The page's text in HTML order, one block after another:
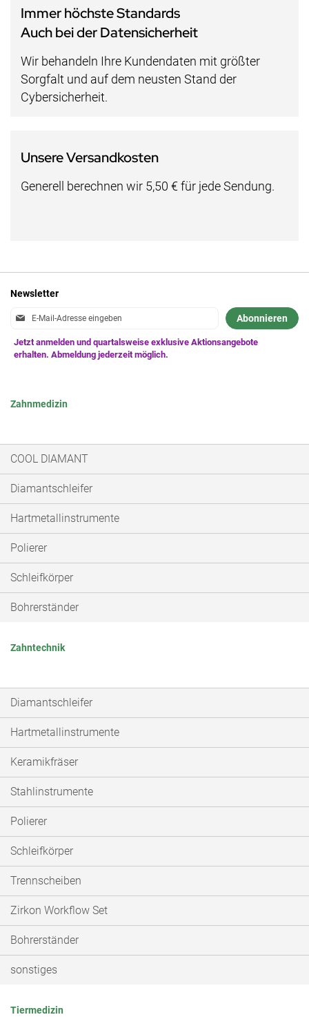
Immer höchste Standards
Auch bei der Datensicherheit
Wir behandeln Ihre Kundendaten mit größter
Sorgfalt und auf dem neusten Stand der
Cybersicherheit.
Unsere Versandkosten
Generell berechnen wir 5,50 € für jede Sendung.
Newsletter
Anmeldung
Newsletter:
Abonnieren
Zahnmedizin
COOL DIAMANT
Diamantschleifer
Hartmetallinstrumente
Polierer
Schleifkörper
Bohrerständer
Zahntechnik
Diamantschleifer
Hartmetallinstrumente
Keramikfräser
Stahlinstrumente
Polierer
Schleifkörper
Trennscheiben
Zirkon Workflow Set
Bohrerständer
sonstiges
Tiermedizin